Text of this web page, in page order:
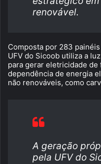
renovável.
Composta por 283
UFV do Sicoob utiliza a
para gerar eletricidade
dependência de energia
não renováveis, como
A geração
pela UFV do